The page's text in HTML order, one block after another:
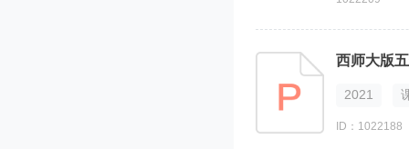
西师大版
2021
ID：1022188